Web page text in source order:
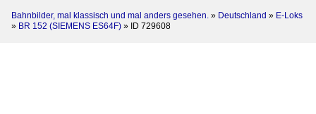
Bahnbilder, mal klassisch und mal anders gesehen. » Deutschland » E-Loks
» BR 152 (SIEMENS ES64F) » ID 729608